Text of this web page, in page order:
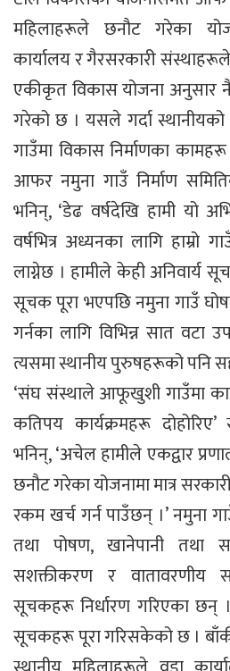
महिलाहरूले छनौट गरेका
कार्यालय र गैरसरकारी
एकीकृत विकास योजना अनुसार नै
गरेको छ । यसले गर्दा
गाउँमा विकास निर्माणका
आफर नमुना गाउँ निर्माण
भनिन्, ‘डेढ वर्षदेखि हामी यो
वर्षभित्र अध्यनका लागि हाम्रो
लाग्नेछ । हामीले केही अनिवार्य
सूचक पूरा भएपछि नमुना गाउँ
गर्नका लागि विभिन्न सात वटा
त्यसमा स्थानीय पुरुषहरूको पनि
‘संघ संस्थाले आफूखुशी गाउँमा
कतिपय कार्यक्रमहरू
भनिन्, ‘अचेल हामीले एकद्वार
छनौट गरेका योजनामा मात्र
रकम खर्च गर्न पाउँछन् ।’ नमुना
तथा पोषण, खानेपानी तथा
सशक्तीकरण र वातावरणीय
सूचकहरू निर्धारण गरिएका
सूचकहरू पूरा गरिसकेको छ ।